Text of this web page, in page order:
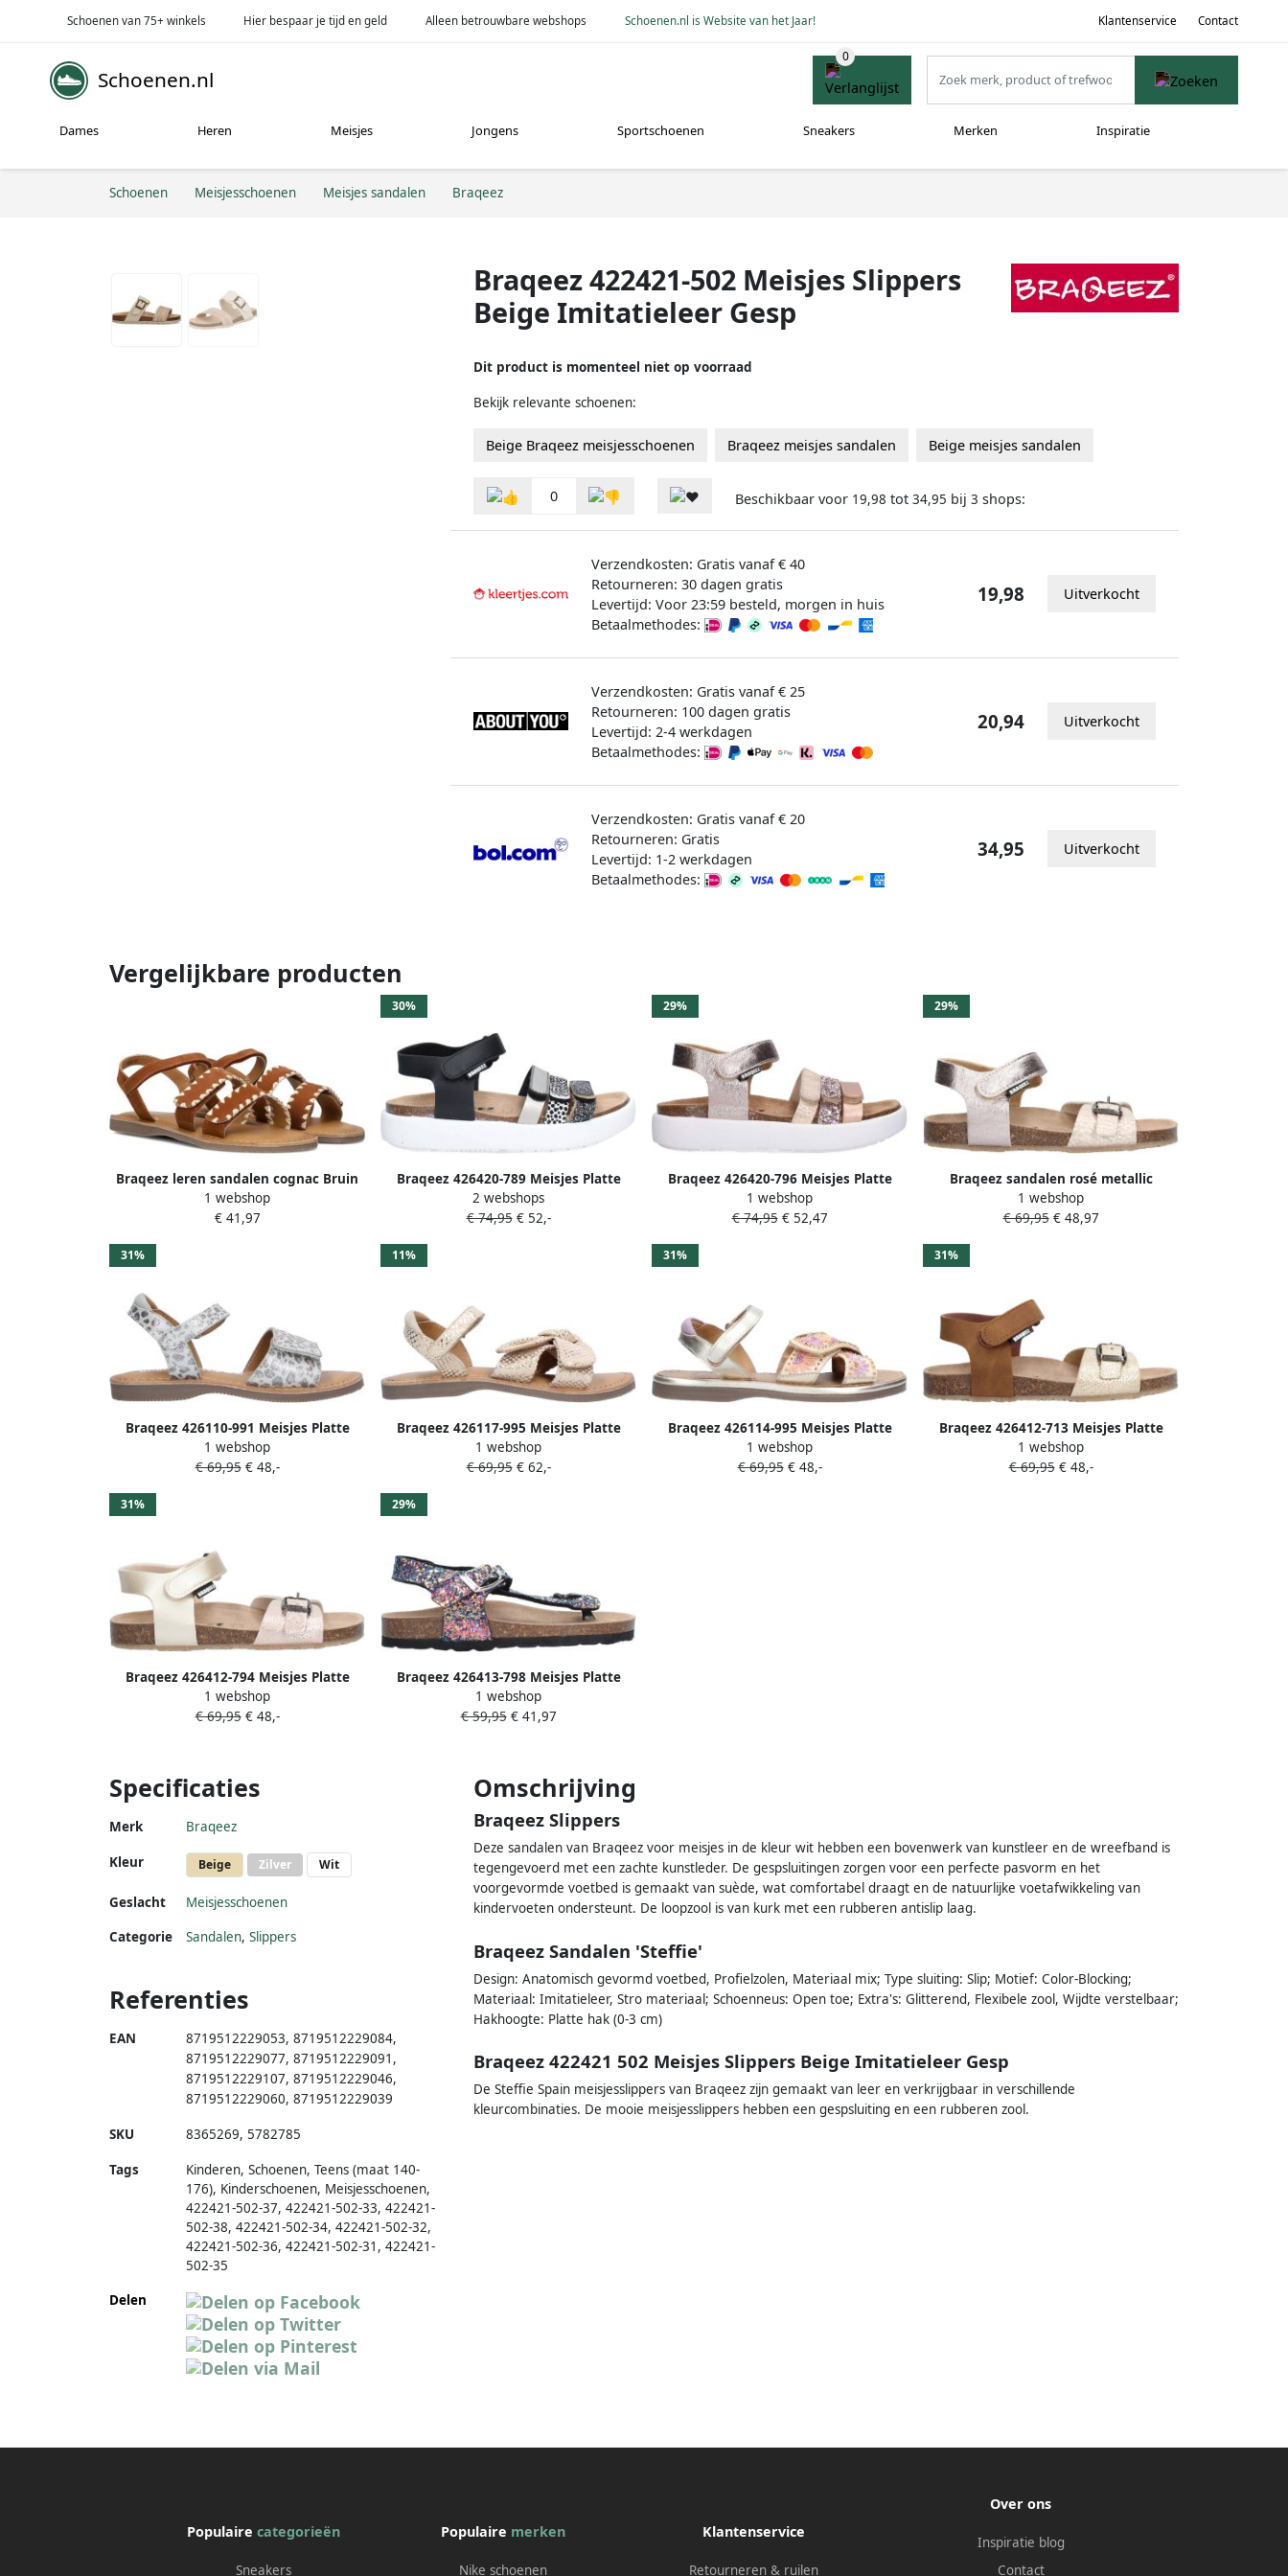
Schoenen van 75+ winkels Hier bespaar je tijd en geld Alleen betrouwbare webshops Schoenen.nl is Website van het Jaar! Klantenservice Contact
Schoenen.nl
Dames Heren Meisjes Jongens Sportschoenen Sneakers Merken Inspiratie
Schoenen Meisjesschoenen Meisjes sandalen Braqeez
Braqeez 422421-502 Meisjes Slippers
Beige Imitatieleer Gesp
Dit product is momenteel niet op voorraad
Bekijk relevante schoenen:
Beige Braqeez meisjesschoenen Braqeez meisjes sandalen Beige meisjes sandalen
0 Beschikbaar voor 19,98 tot 34,95 bij 3 shops:
Verzendkosten: Gratis vanaf € 40
Retourneren: 30 dagen gratis
Levertijd: Voor 23:59 besteld, morgen in huis
Betaalmethodes:
19,98 Uitverkocht
Verzendkosten: Gratis vanaf € 25
Retourneren: 100 dagen gratis
Levertijd: 2-4 werkdagen
Betaalmethodes:
20,94 Uitverkocht
Verzendkosten: Gratis vanaf € 20
Retourneren: Gratis
Levertijd: 1-2 werkdagen
Betaalmethodes:
34,95 Uitverkocht
Vergelijkbare producten
Braqeez leren sandalen cognac Bruin
Meisjes Leer Meerkleurig 28
1 webshop
€ 41,97
30%
Braqeez 426420-789 Meisjes Platte
Sandalen Zwart Leer Klittenband
2 webshops
€ 74,95€ 52,-
29%
Braqeez 426420-796 Meisjes Platte
Sandalen Roze Leer Klittenband
1 webshop
€ 74,95€ 52,47
29%
Braqeez sandalen rosé metallic
1 webshop
€ 69,95€ 48,97
31%
Braqeez 426110-991 Meisjes Platte
Sandalen Zilver Imitatieleer
Klittenband
1 webshop
€ 69,95€ 48,-
11%
Braqeez 426117-995 Meisjes Platte
Sandalen Goud Imitatieleer
Klittenband
1 webshop
€ 69,95€ 62,-
31%
Braqeez 426114-995 Meisjes Platte
Sandalen Goud Imitatieleer
Klittenband
1 webshop
€ 69,95€ 48,-
31%
Braqeez 426412-713 Meisjes Platte
Sandalen Bruin Leer Klittenband
1 webshop
€ 69,95€ 48,-
31%
Braqeez 426412-794 Meisjes Platte
Sandalen Beige Leer Klittenband
1 webshop
€ 69,95€ 48,-
29%
Braqeez 426413-798 Meisjes Platte
Sandalen Multicolor Leer Klittenband
1 webshop
€ 59,95€ 41,97
Specificaties
Merk Braqeez
Kleur Beige Zilver Wit
Geslacht
Meisjesschoenen
Categorie
Sandalen, Slippers
Omschrijving
Braqeez Slippers
Deze sandalen van Braqeez voor meisjes in de kleur wit hebben een bovenwerk van kunstleer en de wreefband is
tegengevoerd met een zachte kunstleder. De gespsluitingen zorgen voor een perfecte pasvorm en het
voorgevormde voetbed is gemaakt van suède, wat comfortabel draagt en de natuurlijke voetafwikkeling van
kindervoeten ondersteunt. De loopzool is van kurk met een rubberen antislip laag.
Braqeez Sandalen 'Steffie'
Design: Anatomisch gevormd voetbed, Profielzolen, Materiaal mix; Type sluiting: Slip; Motief: Color-Blocking;
Materiaal: Imitatieleer, Stro materiaal; Schoenneus: Open toe; Extra's: Glitterend, Flexibele zool, Wijdte verstelbaar;
Hakhoogte: Platte hak (0-3 cm)
Braqeez 422421 502 Meisjes Slippers Beige Imitatieleer Gesp
De Steffie Spain meisjesslippers van Braqeez zijn gemaakt van leer en verkrijgbaar in verschillende
kleurcombinaties. De mooie meisjesslippers hebben een gespsluiting en een rubberen zool.
Referenties
EAN 8719512229053, 8719512229084,
8719512229077, 8719512229091 ,
8719512229107, 8719512229046,
8719512229060, 8719512229039
SKU 8365269, 5782785
Tags
Kinderen, Schoenen, Teens (maat 140-
176), Kinderschoenen, Meisjesschoenen,
422421-502-37, 422421-502-33, 422421-
502-38, 422421-502-34, 422421-502-32,
422421-502-36, 422421-502-31, 422421-
502-35
Delen
Populairecategorieën
Sneakers
Populaire merken
Nike schoenen
Klantenservice
Retourneren & ruilen
Over ons
Inspiratie blog
Contact